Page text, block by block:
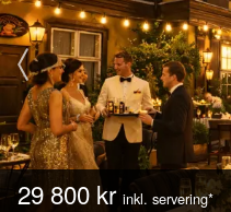
29 800 kr inkl. servering*